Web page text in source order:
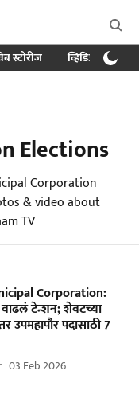
स्टोरीज व्हिडिओ
Elections
Corporation
& video about
TV
Corporation:
वाढलं टेन्शन; शेवटच्या
उपमहापौर पदासाठी 7
03 Feb 2026